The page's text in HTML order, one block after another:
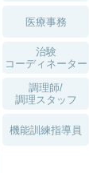
医療事務
治験
コーディネーター
調理師/
調理スタッフ
機能訓練指導員